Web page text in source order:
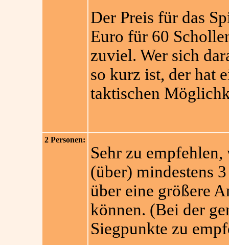
Der Preis für das
Euro für 60
zuviel. Wer sich
so kurz ist, der hat
taktischen
2 Personen:
Sehr zu
(über) mindestens
über eine größere
können. (Bei der
Siegpunkte zu